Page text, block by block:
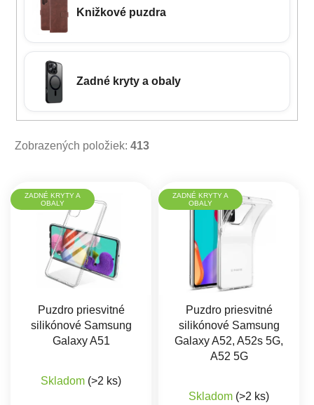
Knižkové puzdra
Zadné kryty a obaly
Zobrazených položiek: 413
Výpis produktov
ZADNÉ KRYTY A
OBALY
Puzdro priesvitné
silikónové Samsung
Galaxy A51
Skladom (>2 ks)
ZADNÉ KRYTY A
OBALY
Puzdro priesvitné
silikónové Samsung
Galaxy A52, A52s 5G,
A52 5G
Skladom (>2 ks)